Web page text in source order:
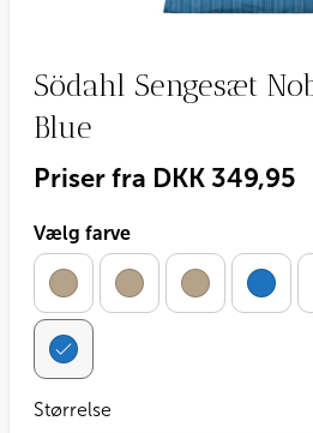
Södahl Sengesæt
Blue
Priser fra DKK 349,95
Vælg farve
Størrelse